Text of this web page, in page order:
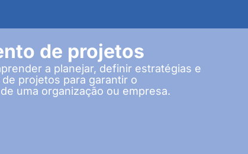
de projetos
a planejar, definir estratégias e
projetos para garantir o
uma organização ou empresa.